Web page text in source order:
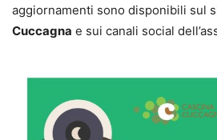
aggiornamenti sono disponibili sul
Cuccagna e sui canali social